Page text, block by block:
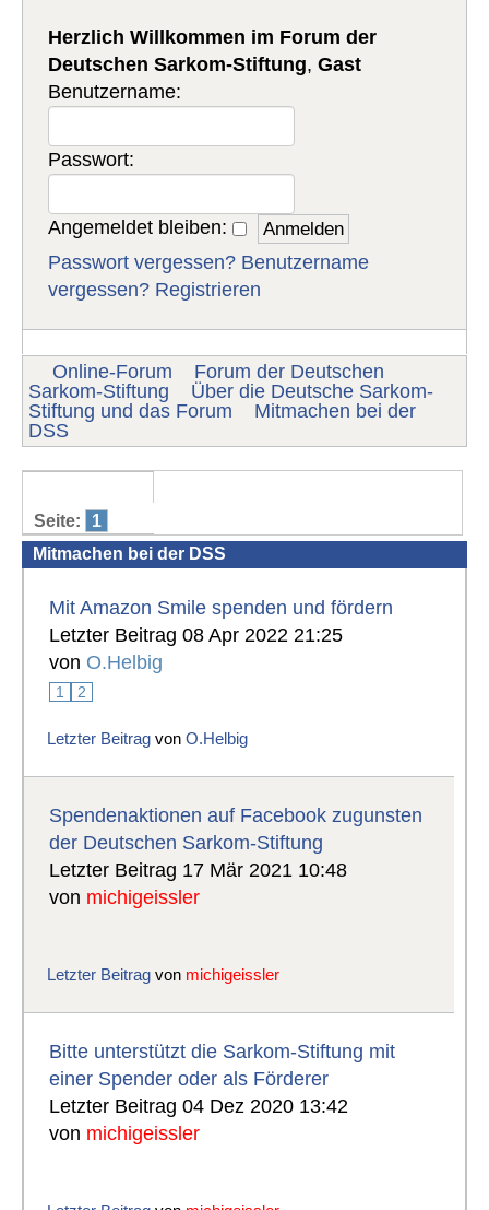
Herzlich Willkommen im Forum der
Deutschen Sarkom-Stiftung,Gast
Benutzername:
Passwort:
Angemeldet bleiben:
Passwort vergessen? Benutzername
vergessen? Registrieren
Online-Forum
Forum der Deutschen
Sarkom-Stiftung
Über die Deutsche Sarkom-
Stiftung und das Forum
Mitmachen bei der
DSS
Seite:
1
Mitmachen bei der DSS
Mit Amazon Smile spenden und fördern
Letzter Beitrag 08 Apr 2022 21:25
von O.Helbig
1 2
Letzter Beitrag vonO.Helbig
Spendenaktionen auf Facebook zugunsten
der Deutschen Sarkom-Stiftung
Letzter Beitrag 17 Mär 2021 10:48
von michigeissler
Letzter Beitrag von michigeissler
Bitte unterstützt die Sarkom-Stiftung mit
einer Spender oder als Förderer
Letzter Beitrag 04 Dez 2020 13:42
von michigeissler